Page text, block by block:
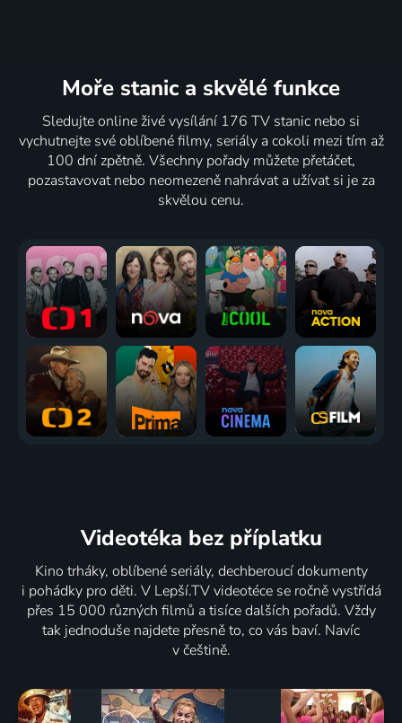
Moře stanic a skvělé funkce
Sledujte online živé vysílání 176 TV stanic nebo si
vychutnejte své oblíbené filmy, seriály a cokoli mezi tím až
100 dní zpětně. Všechny pořady můžete přetáčet,
pozastavovat nebo neomezeně nahrávat a užívat si je za
skvělou cenu.
Videotéka bez příplatku
Kino trháky, oblíbené seriály, dechberoucí dokumenty
i pohádky pro děti. V Lepší.TV videotéce se ročně vystřídá
přes 15 000 různých filmů a tisíce dalších pořadů. Vždy
tak jednoduše najdete přesně to, co vás baví. Navíc
v češtině.